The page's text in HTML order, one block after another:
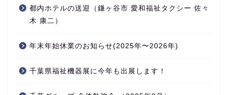
都内ホテルの送迎（鎌ヶ谷市 愛和福祉タクシー 佐々
木 康二）
年末年始休業のお知らせ(2025年〜2026年)
千葉県福祉機器展に今年も出展します！